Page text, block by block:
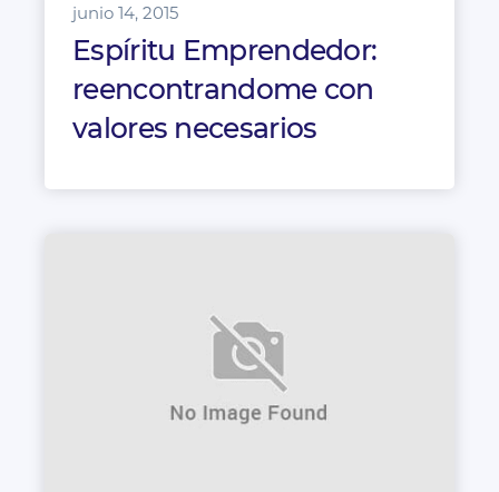
junio 14, 2015
Espíritu Emprendedor:
reencontrandome con
valores necesarios